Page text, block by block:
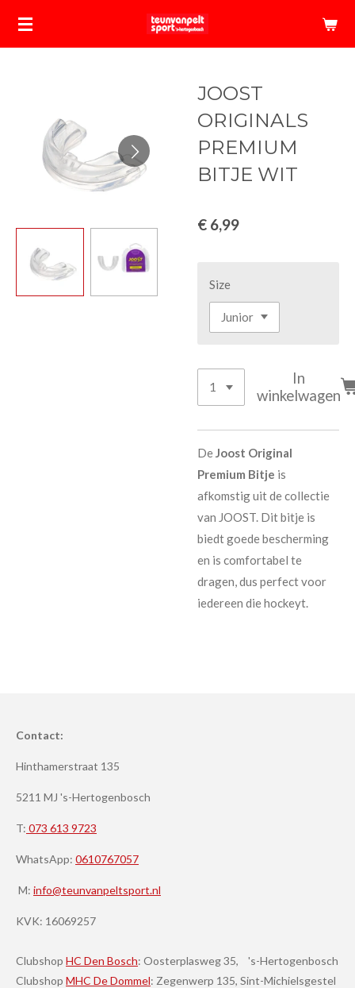
Ga
JOOST
ORIGINALS
PREMIUM
BITJE WIT
€ 6,99
Size
In
winkelwagen
DeJoost Original
Premium Bitje is
afkomstig uit de collectie
van JOOST. Dit bitje is
biedt goede bescherming
en is comfortabel te
dragen, dus perfect voor
iedereen die hockeyt.
Contact:
Hinthamerstraat 135
5211 MJ 's-Hertogenbosch
T: 073 613 9723
WhatsApp: 0610767057
M: info@teunvanpeltsport.nl
KVK: 16069257
Clubshop HC Den Bosch: Oosterplasweg 35, 's-Hertogenbosch
Clubshop MHC De Dommel: Zegenwerp 135, Sint-Michielsgestel